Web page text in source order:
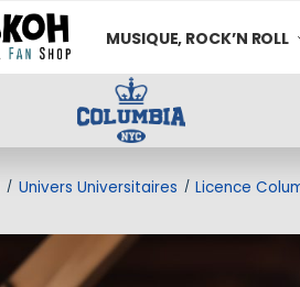
MUSIQUE, ROCK’N ROLL
/ Univers Universitaires / Licence